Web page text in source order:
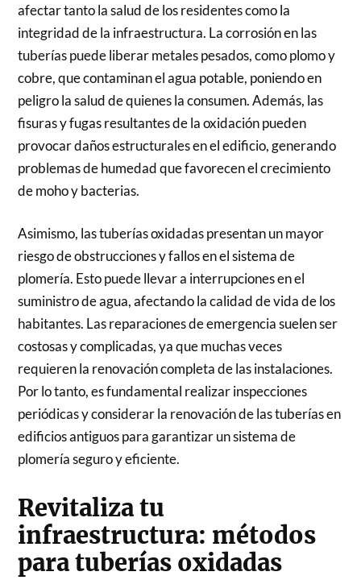
afectar tanto la salud de los residentes como la
integridad de la infraestructura. La corrosión en las
tuberías puede liberar metales pesados, como plomo y
cobre, que contaminan el agua potable, poniendo en
peligro la salud de quienes la consumen. Además, las
fisuras y fugas resultantes de la oxidación pueden
provocar daños estructurales en el edificio, generando
problemas de humedad que favorecen el crecimiento
de moho y bacterias.
Asimismo, las tuberías oxidadas presentan un mayor
riesgo de obstrucciones y fallos en el sistema de
plomería. Esto puede llevar a interrupciones en el
suministro de agua, afectando la calidad de vida de los
habitantes. Las reparaciones de emergencia suelen ser
costosas y complicadas, ya que muchas veces
requieren la renovación completa de las instalaciones.
Por lo tanto, es fundamental realizar inspecciones
periódicas y considerar la renovación de las tuberías en
edificios antiguos para garantizar un sistema de
plomería seguro y eficiente.
Revitaliza tu
infraestructura: métodos
para tuberías oxidadas